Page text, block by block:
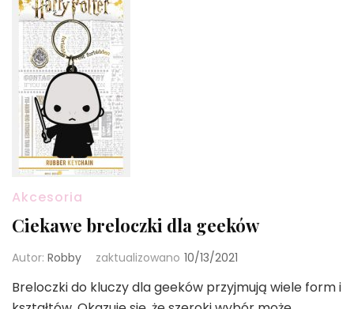
Akcesoria
Ciekawe breloczki dla geeków
Autor: Robby zaktualizowano 10/13/2021
Breloczki do kluczy dla geeków przyjmują wiele form i